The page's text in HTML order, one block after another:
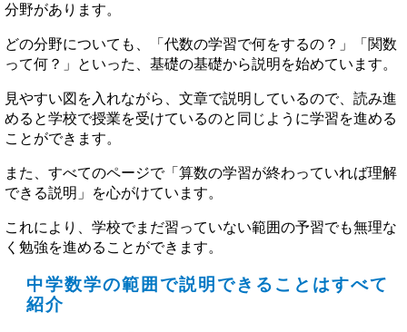
分野があります。
どの分野についても、「代数の学習で何をするの？」「関数
って何？」といった、基礎の基礎から説明を始めています。
見やすい図を入れながら、文章で説明しているので、読み進
めると学校で授業を受けているのと同じように学習を進める
ことができます。
また、すべてのページで「算数の学習が終わっていれば理解
できる説明」を心がけています。
これにより、学校でまだ習っていない範囲の予習でも無理な
く勉強を進めることができます。
中学数学の範囲で説明できることはすべて
紹介